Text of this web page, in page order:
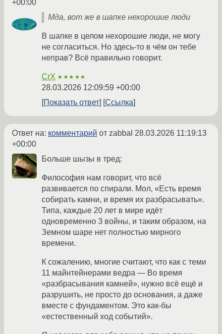
+00:00
Мда, вот же в шапке нехорошие люди
В шапке в целом нехорошие люди, не могу
не согласиться. Но здесь-то в чём он тебе
неправ? Всё правильно говорит.
CrX ★★★★★
28.03.2026 12:09:59 +00:00
Показать ответ
Ссылка
Ответ на: комментарий от zabbal 28.03.2026 11:19:13
+00:00
Больше шызы в тред:
Философия нам говорит, что всё
развивается по спирали. Мол, «Есть время
собирать камни, и время их разбрасывать».
Типа, каждые 20 лет в мире идёт
одновременно 3 войны, и таким образом, на
Земном шаре нет полностью мирного
времени.
К сожалению, многие считают, что как с теми
11 майнтейнерами ведра — Во время
«разбрасывания камней», нужно всё ещё и
разрушить, не просто до основания, а даже
вместе с фундаментом. Это как-бы
«естественный ход событий».